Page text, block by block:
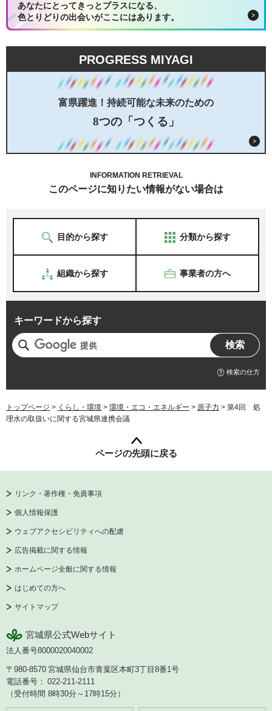
あなたにとってきっとプラスになる、
色とりどりの出会いがここにはあります。
PROGRESS MIYAGI
富県躍進！持続可能な未来のための
8つの「つくる」
INFORMATION RETRIEVAL
このページに知りたい情報がない場合は
目的から探す 分類から探す
組織から探す 事業者の方へ
キーワードから探す
検索の仕方
トップページ > くらし・環境 > 環境・エコ・エネルギー > 原子力 > 第4回 処
理水の取扱いに関する宮城県連携会議
ページの先頭に戻る
リンク・著作権・免責事項
個人情報保護
ウェブアクセシビリティへの配慮
広告掲載に関する情報
ホームページ全般に関する情報
はじめての方へ
サイトマップ
宮城県公式Webサイト
法人番号8000020040002
〒980-8570 宮城県仙台市青葉区本町3丁目8番1号
電話番号： 022-211-2111
（受付時間 8時30分～17時15分）